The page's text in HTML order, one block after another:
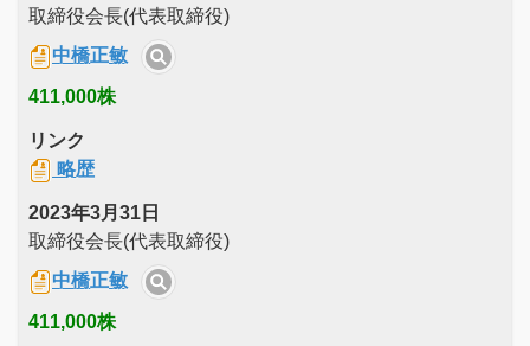
取締役会長(代表取締役)
中橋正敏
411,000株
リンク
略歴
2023年3月31日
取締役会長(代表取締役)
中橋正敏
411,000株